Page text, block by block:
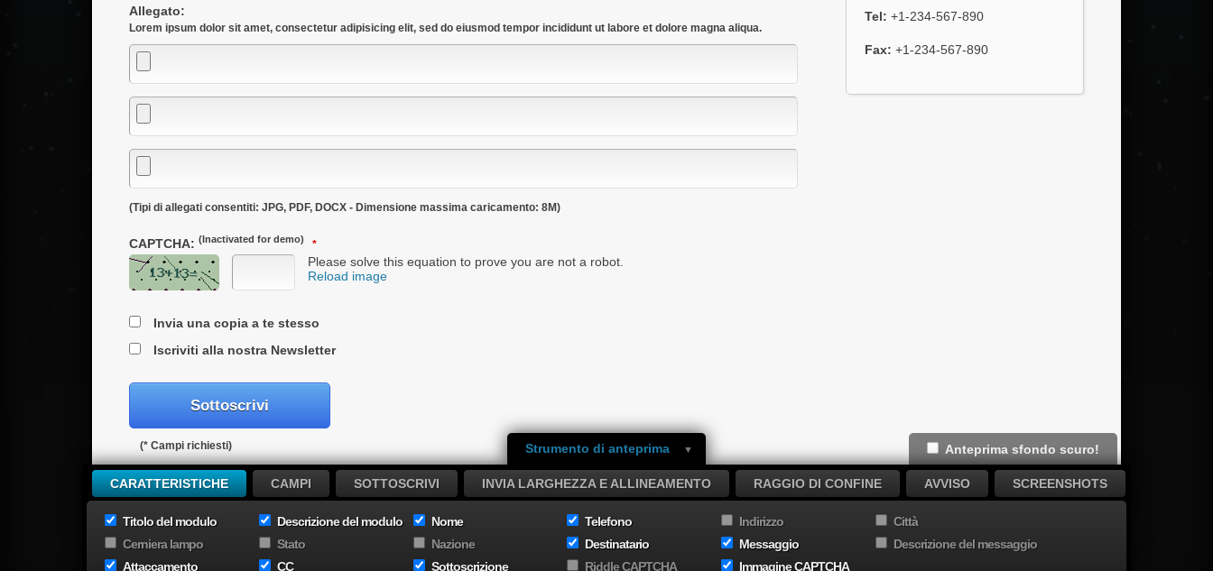
Strumento di anteprima
CARATTERISTICHE CAMPI SOTTOSCRIVI INVIA LARGHEZZA E ALLINEAMENTO RAGGIO DI CONFINE AVVISO SCREENSHOTS
Titolo del modulo Descrizione del modulo Nome Telefono Indirizzo
Città
Cerniera lampo
Stato Nazione Destinatario Messaggio
Descrizione del messaggio
Attaccamento
CC Sottoscrizione Riddle CAPTCHA Immagine CAPTCHA
Anteprima sfondo scuro!
Allegato:
Lorem ipsum dolor sit amet, consectetur adipisicing elit, sed do eiusmod tempor incididunt ut labore et dolore magna aliqua.
Allegato
1
Allegato
2
Allegato
3
(Tipi di allegati consentiti: JPG, PDF, DOCX - Dimensione massima caricamento: 8M)
CAPTCHA: (Inactivated for demo)
Please solve this equation to prove you are not a robot.
Reload image
Invia una copia a te stesso
Iscriviti alla nostra Newsletter
(* Campi richiesti)
Tel: +1-234-567-890
Fax: +1-234-567-890
You will love it!